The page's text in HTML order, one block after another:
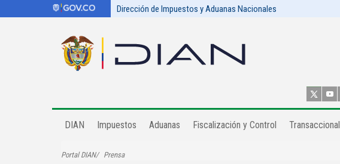
Dirección de Impuestos y Aduanas Nacionales
DIAN Impuestos Aduanas Fiscalización y Control​ Transaccional
Portal DIAN Prensa